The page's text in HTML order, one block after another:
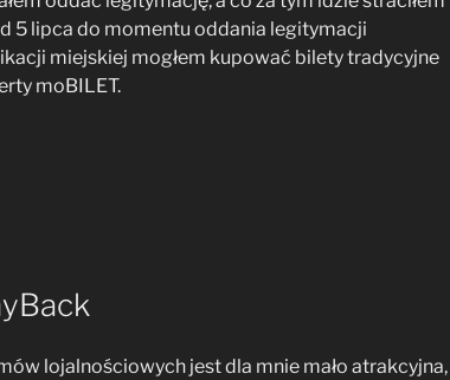
5 lipca do momentu oddania legitymacji
miejskiej mogłem kupować bilety tradycyjne
moBILET.
lojalnościowych jest dla mnie mało atrakcyjna,